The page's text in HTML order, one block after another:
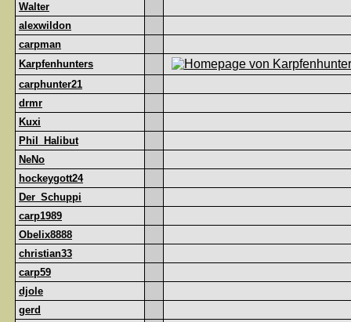
Walter
alexwildon
carpman
Karpfenhunters
carphunter21
drmr
Kuxi
Phil_Halibut
NeNo
hockeygott24
Der_Schuppi
carp1989
Obelix8888
christian33
carp59
djole
gerd